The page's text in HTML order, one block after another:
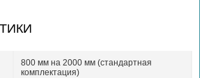
800 мм на 2000 мм (стандартная
комплектация)